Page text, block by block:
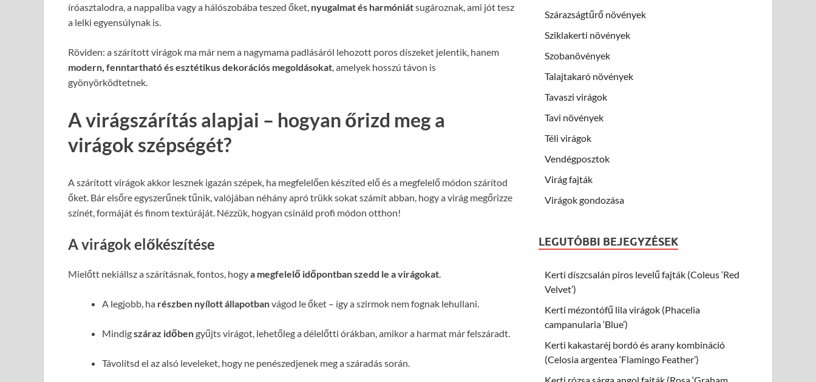
íróasztalodra, a nappaliba vagy a hálószobába teszed őket, nyugalmat és harmóniátsugároznak, ami jót tesz
a lelki egyensúlynak is.
Röviden: a szárított virágok ma már nem a nagymama padlásáról lehozott poros díszeket jelentik, hanem
modern, fenntartható és esztétikus dekorációs megoldásokat, amelyek hosszú távon is
gyönyörködtetnek.
A virágszárítás alapjai – hogyan őrizd meg a
virágok szépségét?
A szárított virágok akkor lesznek igazán szépek, ha megfelelően készíted elő és a megfelelő módon szárítod
őket. Bár elsőre egyszerűnek tűnik, valójában néhány apró trükk sokat számít abban, hogy a virág megőrizze
színét, formáját és finom textúráját. Nézzük, hogyan csináld profi módon otthon!
A virágok előkészítése
Mielőtt nekiállsz a szárításnak, fontos, hogya megfelelő időpontban szedd le a virágokat.
A legjobb, ha részben nyílott állapotbanvágod le őket – így a szirmok nem fognak lehullani.
Mindigszáraz időbengyűjts virágot, lehetőleg a délelőtti órákban, amikor a harmat már felszáradt.
Távolítsd el az alsó leveleket, hogy ne penészedjenek meg a száradás során.
Szárazságtűrő növények
Sziklakerti növények
Szobanövények
Talajtakaró növények
Tavaszi virágok
Tavi növények
Téli virágok
Vendégposztok
Virág fajták
Virágok gondozása
LEGUTÓBBI BEJEGYZÉSEK
Kerti díszcsalán piros levelű fajták (Coleus ‘Red
Velvet’)
Kerti mézontófű lila virágok (Phacelia
campanularia ‘Blue’)
Kerti kakastaréj bordó és arany kombináció
(Celosia argentea ‘Flamingo Feather’)